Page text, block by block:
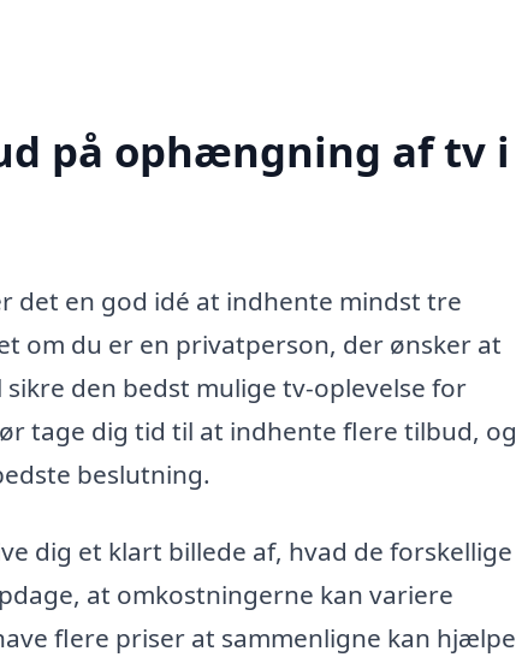
på ophængning af tv i
det en god idé at indhente mindst tre
om du er en privatperson, der ønsker at
den bedst mulige tv-oplevelse for
tage dig tid til at indhente flere tilbud, og
beslutning.
dig et klart billede af, hvad de forskellige
at omkostningerne kan variere
flere priser at sammenligne kan hjælpe